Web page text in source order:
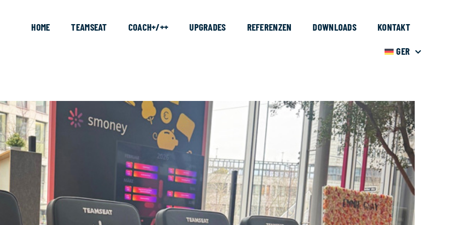
HOME TEAMSEAT COACH+/++ UPGRADES REFERENZEN DOWNLOADS KONTAKT
GER